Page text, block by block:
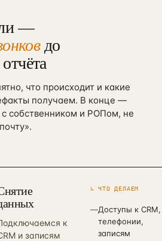
—
до
что происходит и какие
получаем. В конце —
собственником и РОПом, не
к
и записям
↳ ЧТО ДЕЛАЕМ
—Доступы к CRM,
телефонии,
записям